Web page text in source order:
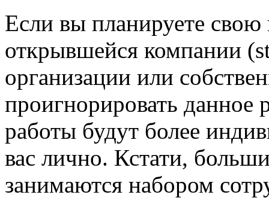
Если вы планируете свою
открывшейся компании
организации или
проигнорировать
работы будут более
вас лично. Кстати,
занимаются набором